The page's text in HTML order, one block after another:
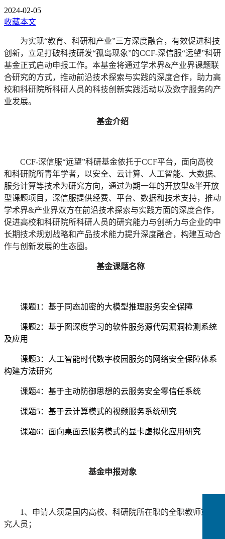
2024-02-05
收藏本文
为实现“教育、科研和产业”三方深度融合，有效促进科技
创新，立足打破科技研发“孤岛现象”的CCF-深信服“远望”科研
基金正式启动申报工作。本基金将通过学术界&产业界课题联
合研究的方式，推动前沿技术探索与实践的深度合作，助力高
校和科研院所科研人员的科技创新实践活动以及数字服务的产
业发展。
基金介绍
CCF-深信服“远望”科研基金依托于CCF平台，面向高校
和科研院所青年学者，以安全、云计算、人工智能、大数据、
服务计算等技术为研究方向，通过为期一年的开放型&半开放
型课题项目，深信服提供经费、平台、数据和技术支持，推动
学术界&产业界双方在前沿技术探索与实践方面的深度合作，
促进高校和科研院所科研人员的研究能力与创新力与企业的中
长期技术规划战略和产品技术能力提升深度融合，构建互动合
作与创新发展的生态圈。
基金课题名称
课题1：基于同态加密的大模型推理服务安全保障
课题2：基于图深度学习的软件服务源代码漏洞检测系统
及应用
课题3：人工智能时代数字校园服务的网络安全保障体系
构建方法研究
课题4：基于主动防御思想的云服务安全零信任系统
课题5：基于云计算模式的视频服务系统研究
课题6：面向桌面云服务模式的显卡虚拟化应用研究
基金申报对象
1、申请人须是国内高校、科研院所在职的全职教师或研
究人员；